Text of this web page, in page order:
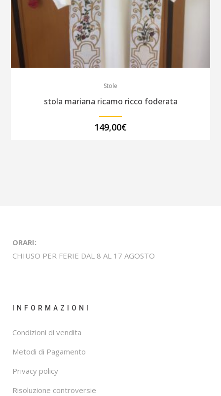
Stole
stola mariana ricamo ricco foderata
149,00€
ORARI:
CHIUSO PER FERIE DAL 8 AL 17 AGOSTO
INFORMAZIONI
Condizioni di vendita
Metodi di Pagamento
Privacy policy
Risoluzione controversie